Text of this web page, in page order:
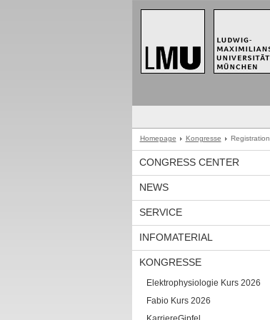
Homepage Kongresse Registration
CONGRESS CENTER
NEWS
SERVICE
INFOMATERIAL
KONGRESSE
Elektrophysiologie Kurs 2026
Fabio Kurs 2026